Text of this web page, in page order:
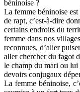
béninoise ?
La femme béninoise
de rapt, c’est-à-dire
certains endroits du
femme dans nos
reconnues, d’aller
aller chercher du fagot
le champ du mari ou lui
devoirs conjugaux
La femme béninoise,